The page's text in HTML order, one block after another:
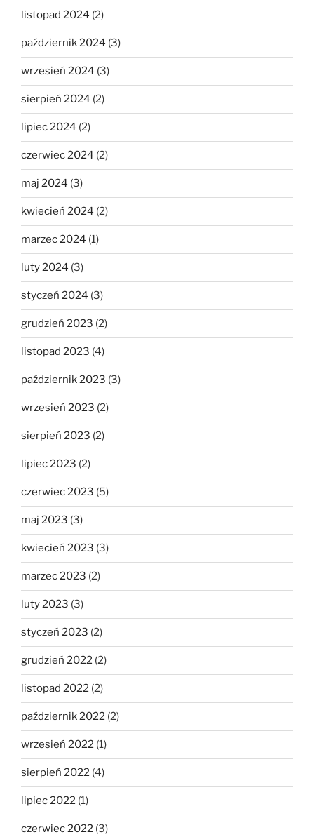
listopad 2024 (2)
październik 2024 (3)
wrzesień 2024 (3)
sierpień 2024 (2)
lipiec 2024 (2)
czerwiec 2024 (2)
maj 2024 (3)
kwiecień 2024 (2)
marzec 2024 (1)
luty 2024 (3)
styczeń 2024 (3)
grudzień 2023 (2)
listopad 2023 (4)
październik 2023 (3)
wrzesień 2023 (2)
sierpień 2023 (2)
lipiec 2023 (2)
czerwiec 2023 (5)
maj 2023 (3)
kwiecień 2023 (3)
marzec 2023 (2)
luty 2023 (3)
styczeń 2023 (2)
grudzień 2022 (2)
listopad 2022 (2)
październik 2022 (2)
wrzesień 2022 (1)
sierpień 2022 (4)
lipiec 2022 (1)
czerwiec 2022 (3)